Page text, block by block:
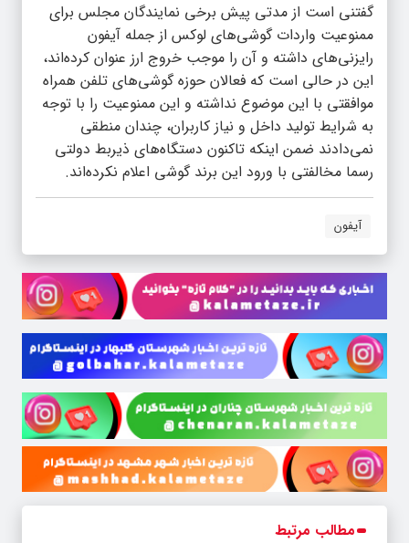
گفتنی است از مدتی پیش برخی نمایندگان مجلس برای
ممنوعیت واردات گوشی‌های لوکس از جمله آیفون
رایزنی‌های داشته و آن را موجب خروج ارز عنوان کرده‌اند،
این در حالی است که فعالان حوزه گوشی‌های تلفن همراه
موافقتی با این موضوع نداشته و این ممنوعیت را با توجه
به شرایط تولید داخل و نیاز کاربران، چندان منطقی
نمی‌دادند ضمن اینکه تاکنون دستگاه‌های ذیربط دولتی
رسما مخالفتی با ورود این برند گوشی اعلام نکرده‌اند.
آیفون
مطالب مرتبط